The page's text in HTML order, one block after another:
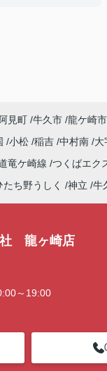
見町 牛久市 龍ケ崎市
小松 稲吉 中村南 大
竜ケ崎線 つくばエク
たち野うしく 神立 牛
社 龍ヶ崎店
～19:00